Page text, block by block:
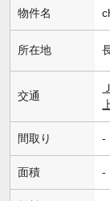
物件名
所在地
交通
間取り -
面積 -